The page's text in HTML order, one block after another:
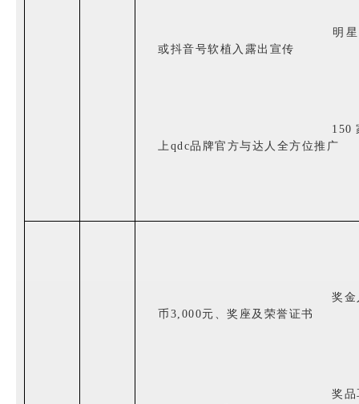
明
或抖音号软植入露出宣传
150
上qdc品牌官方与达人全方位推广
奖金
币 3,000元、奖座及荣誉证书
奖品